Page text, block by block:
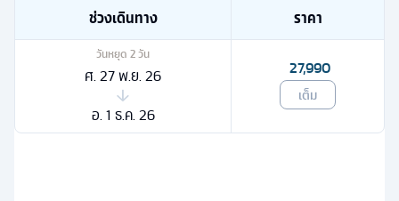
ช่วงเดินทาง ราคา
วันหยุด 2วัน
ศ. 27 พ.ย. 26
อ. 1 ธ.ค. 26
27,990
เต็ม